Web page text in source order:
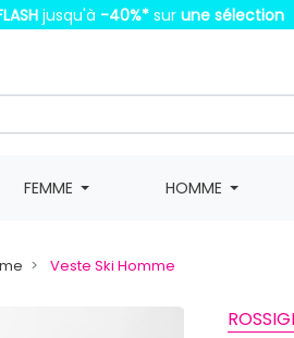
jusqu'à -40%* sur une sélection
FEMME HOMME
Veste Ski Homme